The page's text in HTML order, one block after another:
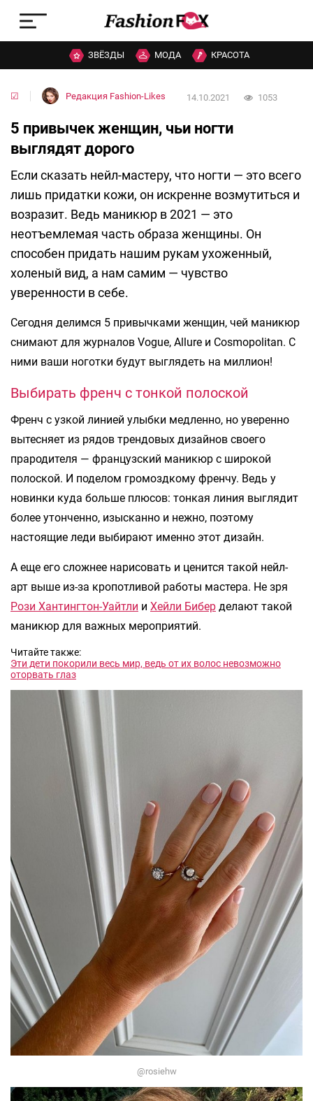
ЗВЁЗДЫ МОДА КРАСОТА
☑ Редакция Fashion-Likes 14.10.2021 1053
5 привычек женщин, чьи ногти
выглядят дорого
Если сказать нейл-мастеру, что ногти — это всего
лишь придатки кожи, он искренне возмутиться и
возразит. Ведь маникюр в 2021 — это
неотъемлемая часть образа женщины. Он
способен придать нашим рукам ухоженный,
холеный вид, а нам самим — чувство
уверенности в себе.
Сегодня делимся 5 привычками женщин, чей маникюр
снимают для журналов Vogue, Allure и Cosmopolitan. С
ними ваши ноготки будут выглядеть на миллион!
Выбирать френч с тонкой полоской
Френч с узкой линией улыбки медленно, но уверенно
вытесняет из рядов трендовых дизайнов своего
прародителя — французский маникюр с широкой
полоской. И поделом громоздкому френчу. Ведь у
новинки куда больше плюсов: тонкая линия выглядит
более утонченно, изысканно и нежно, поэтому
настоящие леди выбирают именно этот дизайн.
А еще его сложнее нарисовать и ценится такой нейл-
арт выше из-за кропотливой работы мастера. Не зря
Рози Хантингтон-Уайтли и Хейли Бибер делают такой
маникюр для важных мероприятий.
Читайте также:
Эти дети покорили весь мир, ведь от их волос невозможно
оторвать глаз
@rosiehw